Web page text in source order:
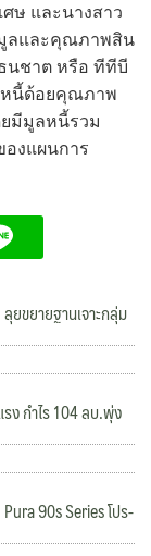
ษ และนางสาว
ลและคุณภาพสิน
นชาต หรือ ทีทีบี
หนี้ด้อยคุณภาพ
มีมูลหนี้รวม
งแผนการ
ยขยายฐานเจาะกลุ่ม
ง กำไร 104 ลบ.พุ่ง
90s Series โปร-